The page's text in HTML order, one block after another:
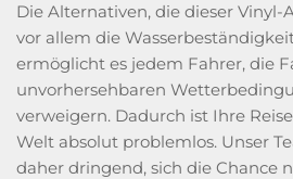
Die Alternativen, die dieser Vinyl-
vor allem die
ermöglicht es jedem Fahrer, die
unvorhersehbaren
verweigern. Dadurch ist Ihre
Welt absolut problemlos. Unser
daher dringend, sich die Chance